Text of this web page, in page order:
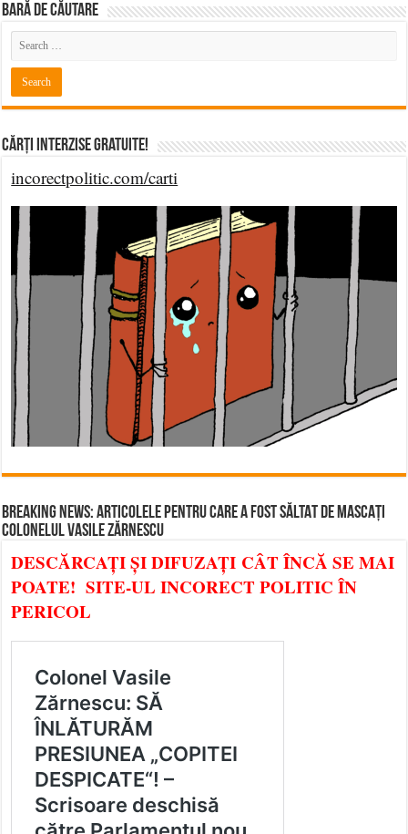
BARĂ DE CĂUTARE
Cărți Interzise Gratuite!
incorectpolitic.com/carti
BREAKING NEWS: ARTICOLELE PENTRU CARE A FOST SĂLTAT DE MASCAȚI
COLONELUL VASILE ZĂRNESCU
DESCĂRCAȚI ȘI DIFUZAȚI CÂT ÎNCĂ SE MAI
POATE! SITE-UL INCORECT POLITIC ÎN
PERICOL